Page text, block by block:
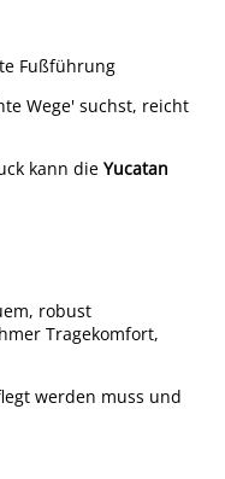
Fußführung
Wege' suchst, reicht
kann die Yucatan
robust
Tragekomfort,
werden muss und